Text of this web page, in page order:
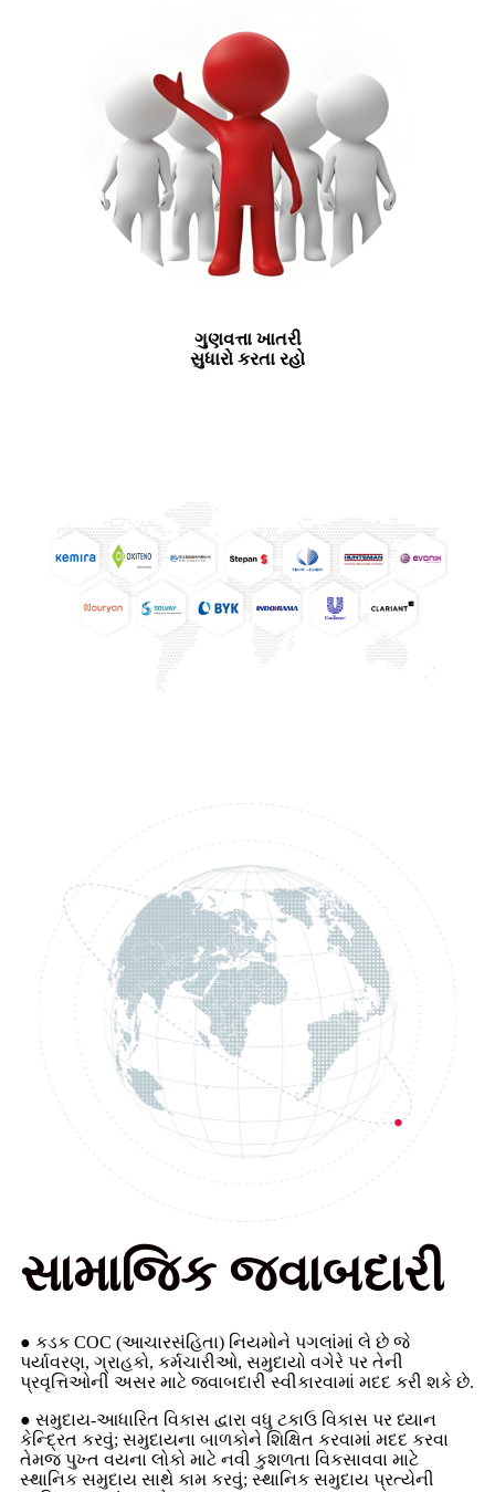
ગુણવત્તા ખાતરી
સુધારો કરતા રહો
સામાજિક જવાબદારી
● કડક COC (આચારસંહિતા) નિયમોને પગલાંમાં લે છે જે
પર્યાવરણ, ગ્રાહકો, કર્મચારીઓ, સમુદાયો વગેરે પર તેની
પ્રવૃત્તિઓની અસર માટે જવાબદારી સ્વીકારવામાં મદદ કરી શકે છે.
● સમુદાય-આધારિત વિકાસ દ્વારા વધુ ટકાઉ વિકાસ પર ધ્યાન
કેન્દ્રિત કરવું; સમુદાયના બાળકોને શિક્ષિત કરવામાં મદદ કરવા
તેમજ પુખ્ત વયના લોકો માટે નવી કુશળતા વિકસાવવા માટે
સ્થાનિક સમુદાય સાથે કામ કરવું; સ્થાનિક સમુદાય પ્રત્યેની